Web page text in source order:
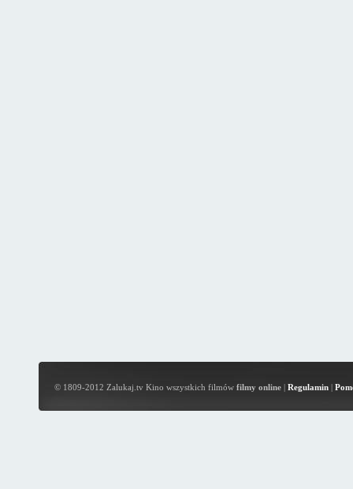
© 1809-2012 Zalukaj.tv Kino wszystkich filmów filmy online| Regulamin|